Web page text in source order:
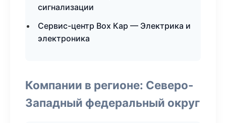
сигнализации
Сервис-центр Box Кар — Электрика и
электроника
Компании в регионе: Северо-
Западный федеральный округ